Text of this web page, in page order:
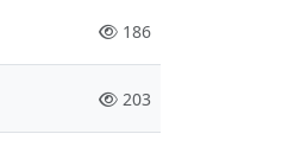
186
203